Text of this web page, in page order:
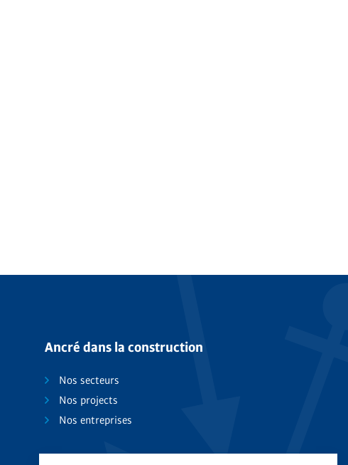
Ancré dans la construction
Nos secteurs
Nos projects
Nos entreprises